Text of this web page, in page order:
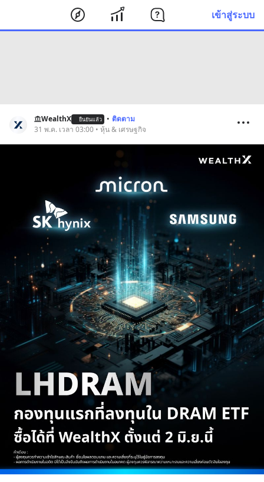
เข้าสู่ระบบ
WealthX ยืนยันแล้ว • ติดตาม
31 พ.ค. เวลา 03:00 • หุ้น & เศรษฐกิจ